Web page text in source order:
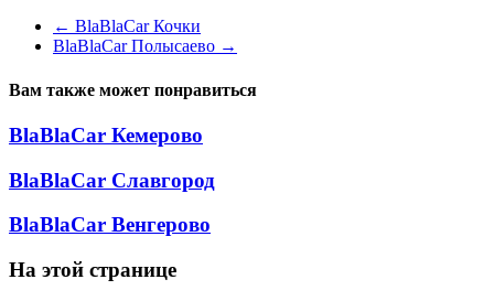
← BlaBlaCar Кочки
BlaBlaCar Полысаево →
Вам также может понравиться
BlaBlaCar Кемерово
BlaBlaCar Славгород
BlaBlaCar Венгерово
На этой странице